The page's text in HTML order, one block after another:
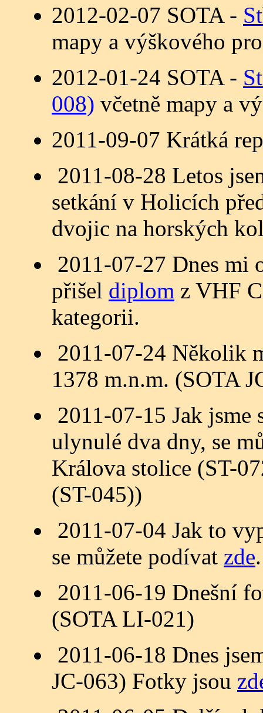
2012-02-07 SOTA -
mapy a výškového
2012-01-24 SOTA -
008) včetně mapy a
2011-09-07 Krátká
2011-08-28 Letos
setkání v Holicích
dvojic na horských
2011-07-27 Dnes mi
přišel diplom z VHF
kategorii.
2011-07-24 Několik
1378 m.n.m. (SOTA
2011-07-15 Jak
ulynulé dva dny, se
Králova stolice (ST-
(ST-045))
2011-07-04 Jak to
se můžete podívat zde.
2011-06-19 Dnešní
(SOTA LI-021)
2011-06-18 Dnes
JC-063) Fotky jsou